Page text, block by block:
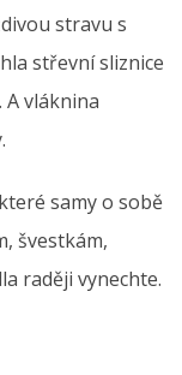
stravu s
střevní sliznice
vláknina
samy o sobě
švestkám,
raději vynechte.